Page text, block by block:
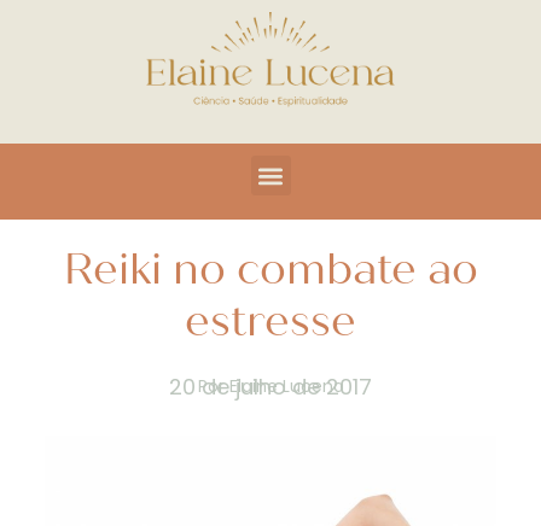
Reiki no combate ao
estresse
PorElaine Lucena
20 de julho de 2017